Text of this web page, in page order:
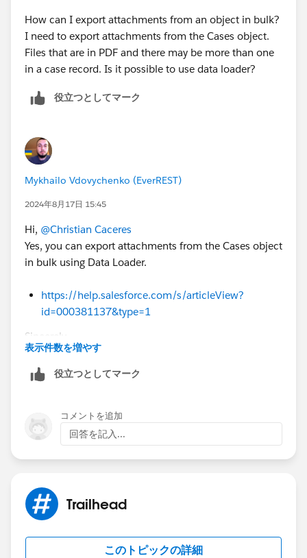
How can I export attachments from an object in bulk?
I need to export attachments from the Cases object.
Files that are in PDF and there may be more than one
in a case record. Is it possible to use data loader?
役立つとしてマーク
Mykhailo Vdovychenko (EverREST)
2024年8月17日 15:45
Hi, @Christian Caceres
Yes, you can export attachments from the Cases object
in bulk using Data Loader.
https://help.salesforce.com/s/articleView?
id=000381137&type=1
Sincerely,
Mykhailo Vdovychenko
Bringing Cloud Excellence with
表示件数を増やす
役立つとしてマーク
コメントを追加
回答を記入...
Trailhead
このトピックの詳細